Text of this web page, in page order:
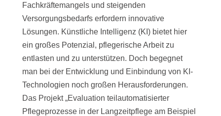
Fachkräftemangels und steigenden
Versorgungsbedarfs erfordern innovative
Lösungen. Künstliche Intelligenz (KI) bietet hier
ein großes Potenzial, pflegerische Arbeit zu
entlasten und zu unterstützen. Doch begegnet
man bei der Entwicklung und Einbindung von KI-
Technologien noch großen Herausforderungen.
Das Projekt „Evaluation teilautomatisierter
Pflegeprozesse in der Langzeitpflege am Beispiel